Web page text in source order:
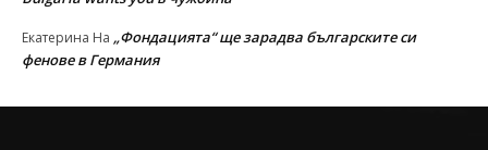
Екатерина На „Фондацията“ ще зарадва българските си
фенове в Германия